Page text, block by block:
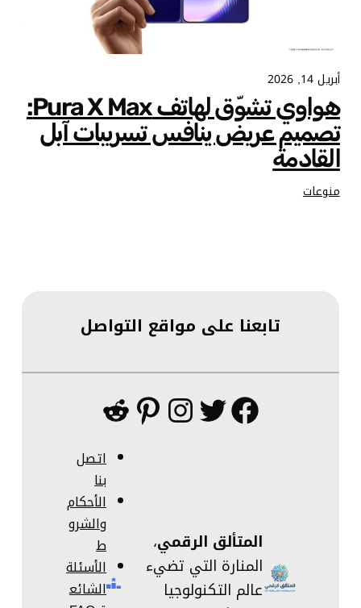
أبريل 14, 2026
هواوي تشوّق لهاتف Pura X Max:
تصميم عريض ينافس تسريبات آبل
القادمة
منوعات
تابعنا على مواقع التواصل
فيسبوك
تويترإنستجرام
بينتريست
ريديت
المتألق الرقمي،
المنارة التي تضيء
عالم التكنولوجيا
اتصل
بنا
الأحكام
والشرو
ط
الأسئلة
الشائع